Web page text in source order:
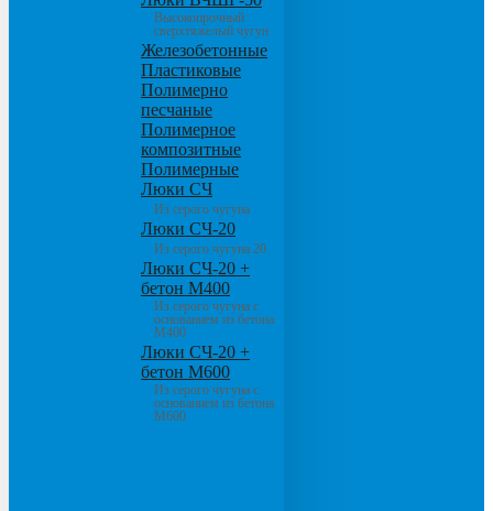
Высокопрочный
сверхтяжелый чугун
Железобетонные
Пластиковые
Полимерно
песчаные
Полимерное
композитные
Полимерные
Люки СЧ
Из серого чугуна
Люки СЧ-20
Из серого чугуна 20
Люки СЧ-20 +
бетон М400
Из серого чугуна с
основанием из бетона
М400
Люки СЧ-20 +
бетон М600
Из серого чугуна с
основанием из бетона
М600